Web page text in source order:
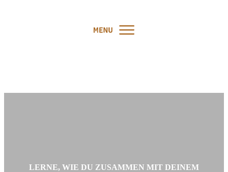
LERNE, WIE DU ZUSAMMEN MIT DEINEM